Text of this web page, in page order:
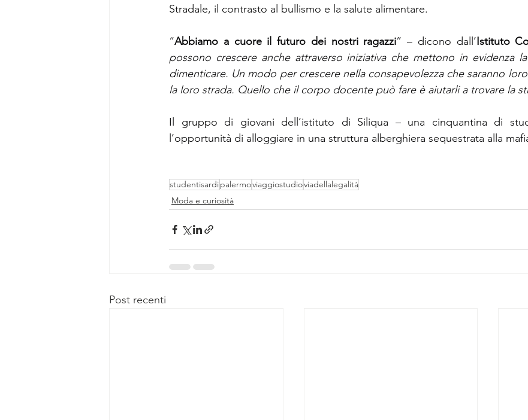
Stradale, il contrasto al bullismo e la salute alimentare.
“Abbiamo a cuore il futuro dei nostri ragazzi” – dicono dall’Istituto
possono crescere anche attraverso iniziativa che mettono in evidenza
dimenticare. Un modo per crescere nella consapevolezza che saranno
la loro strada. Quello che il corpo docente può fare è aiutarli a trovare la
Il gruppo di giovani dell’istituto di Siliqua – una cinquantina di
l’opportunità di alloggiare in una struttura alberghiera sequestrata alla
studentisardipalermoviaggiostudioviadellalegalità
Moda e curiosità
Post recenti